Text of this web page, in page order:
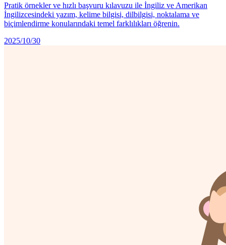
Pratik örnekler ve hızlı başvuru kılavuzu ile İngiliz ve Amerikan
İngilizcesindeki yazım, kelime bilgisi, dilbilgisi, noktalama ve
biçimlendirme konularındaki temel farklılıkları öğrenin.
2025/10/30